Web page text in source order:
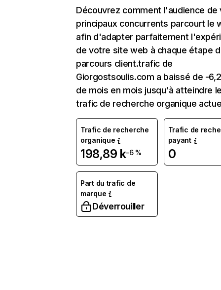
Découvrez comment l'audience de
principaux concurrents parcourt le
afin d'adapter parfaitement
de votre site web à chaque étape
parcours client.trafic de
Giorgostsoulis.com a baissé de -
de mois en mois jusqu'à atteindre
trafic de recherche organique
Trafic de recherche
organique
198,89 k-6 %
Trafic de
payant
0
Part du trafic de
marque
Déverrouiller